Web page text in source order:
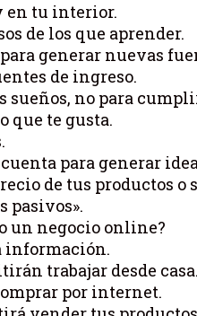
en tu interior.
de los que aprender.
generar nuevas
de ingreso.
no para
que te gusta.
para generar
de tus productos o
pasivos».
un negocio online?
información.
trabajar desde
por internet.